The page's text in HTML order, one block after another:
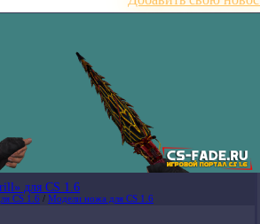
для CS 1.6
CS 1.6 / Модели ножа для CS 1.6